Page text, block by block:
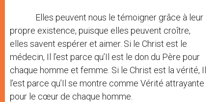
Elles peuvent nous le témoigner grâce à leur
propre existence, puisque elles peuvent croître,
elles savent espérer et aimer. Si le Christ est le
médecin, Il l’est parce qu’Il est le don du Père pour
chaque homme et femme. Si le Christ est la vérité, Il
l’est parce qu’Il se montre comme Vérité attrayante
pour le cœur de chaque homme.